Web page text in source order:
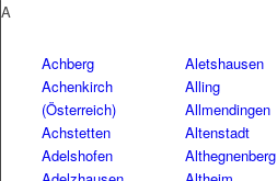
A
Achberg
Achenkirch
(Österreich)
Achstetten
Adelshofen
Aletshausen
Alling
Allmendingen
Altenstadt
Althegnenberg